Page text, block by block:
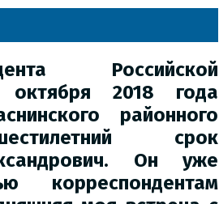
Российской
2018 года
районного
срок
Он уже
корреспондентам